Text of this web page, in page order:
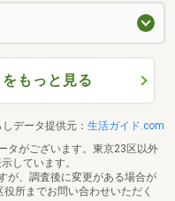
もっと見る
データ提供元： 生活ガイド.com
タがございます。東京23区以外
しています。
が、調査後に変更がある場合が
所までお問い合わせいただく